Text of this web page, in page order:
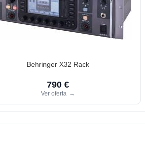
Behringer X32 Rack
790 €
Ver oferta →